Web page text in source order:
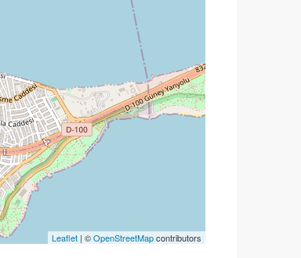
Leaflet | ©OpenStreetMapcontributors